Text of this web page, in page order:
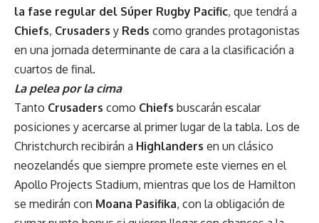
la fase regular del Súper Rugby Pacific, que tendrá a
Chiefs, Crusaders y Reds como grandes protagonistas
en una jornada determinante de cara a la clasificación a
cuartos de final.
La pelea por la cima
Tanto Crusaders como Chiefs buscarán escalar
posiciones y acercarse al primer lugar de la tabla. Los de
Christchurch recibirán a Highlanders en un clásico
neozelandés que siempre promete este viernes en el
Apollo Projects Stadium, mientras que los de Hamilton
se medirán con Moana Pasifika, con la obligación de